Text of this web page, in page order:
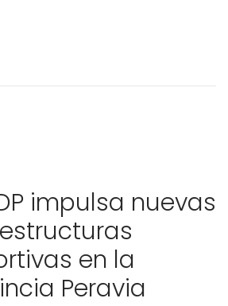
impulsa nuevas
en la
Peravia